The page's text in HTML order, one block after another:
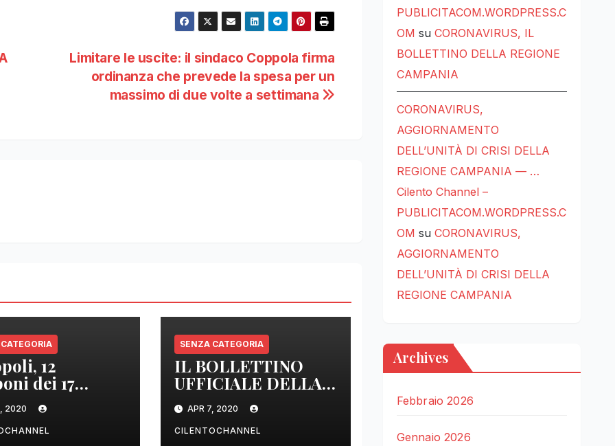
Limitare le uscite: il sindaco Coppola firma
ordinanza che prevede la spesa per un
massimo di due volte a settimana
12
dei 17
sono
2020
SENZA CATEGORIA
IL BOLLETTINO
UFFICIALE DELLA
REGIONE
CAMPANIA DELLE
ORE 22.00
APR 7, 2020
CILENTOCHANNEL
PUBLICITACOM.WORDPRESS.C
OM su CORONAVIRUS, IL
BOLLETTINO DELLA REGIONE
CAMPANIA
CORONAVIRUS,
AGGIORNAMENTO
DELL’UNITÀ DI CRISI DELLA
REGIONE CAMPANIA — …
Cilento Channel –
PUBLICITACOM.WORDPRESS.C
OM su CORONAVIRUS,
AGGIORNAMENTO
DELL’UNITÀ DI CRISI DELLA
REGIONE CAMPANIA
Archives
Febbraio 2026
Gennaio 2026